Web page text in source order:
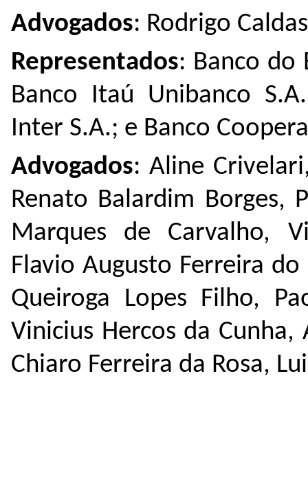
Advogados: Rodrigo
Representados: Banco do
Banco Itaú Unibanco
Inter S.A.; e Banco
Advogados: Aline
Renato Balardim Borges,
Marques de Carvalho,
Flavio Augusto Ferreira
Queiroga Lopes Filho,
Vinicius Hercos da Cunha,
Chiaro Ferreira da Rosa,